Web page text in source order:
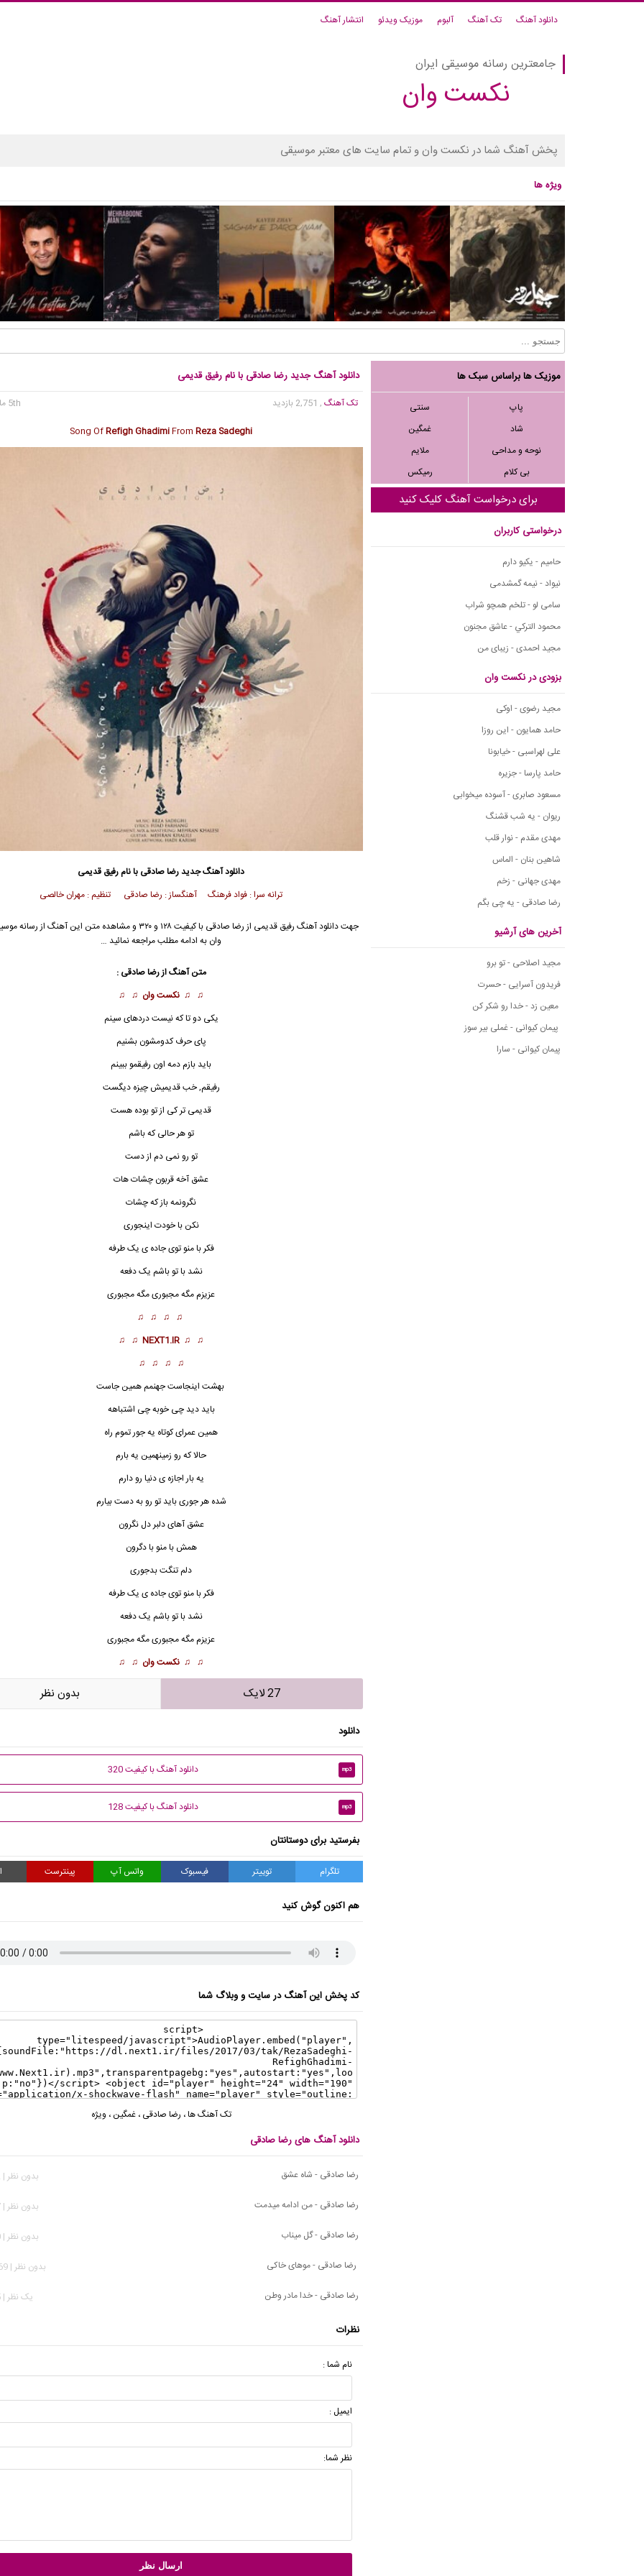
دانلود آهنگ تک آهنگ آلبوم موزیک ویدئو انتشار آهنگ
جامعترین رسانه موسیقی ایران
نکست وان
پخش آهنگ شما در نکست وان و تمام سایت های معتبر موسیقی
ویژه ها
موزیک ها براساس سبک ها
پاپ
سنتی
شاد
غمگین
نوحه و مداحی
ملایم
بی کلام
رمیکس
برای درخواست آهنگ کلیک کنید
درخواستی کاربران
حامیم - یکیو دارم
نیواد - نیمه گمشدمی
سامی لو - تلخم همچو شراب
محمود التركي - عاشق مجنون
مجید احمدی - زیبای من
بزودی در نکست وان
مجید رضوی - اوکی
حامد همایون - این روزا
علی لهراسبی - خیابونا
حامد پارسا - جزیره
مسعود صابری - آسوده میخوابی
ریوان - یه شب قشنگ
مهدی مقدم - نوار قلب
شاهین بنان - الماس
مهدی جهانی - زخم
رضا صادقی - یه چی بگم
آخرین های آرشیو
مجید اصلاحی - تو برو
فریدون آسرایی - حسرت
معین زد - خدا رو شکر کن
پیمان کیوانی - غملی بیر سوز
پیمان کیوانی - سارا
دانلود آهنگ جدید رضا صادقی با نام رفیق قدیمی
تک آهنگ, 2,751 بازدید
5th مارس 2017
Song OfRefigh GhadimiFromReza Sadeghi
دانلود آهنگ جدیدرضا صادقی با نام رفیق قدیمى
ترانه سرا : فواد فرهنگ آهنگساز : رضا صادقی تنظیم : مهران خالصی
جهت دانلود آهنگ رفیق قدیمى از رضا صادقی
با کیفیت ۱۲۸ و ۳۲۰ و مشاهده متن این آهنگ از
وان به ادامه مطلب مراجعه نمائید …
متن آهنگ ازرضا صادقی :
♫ ♫ نکست وان ♫ ♫
یکی دو تا که نیست دردهای سینم
پای حرف کدومشون بشنیم
باید بازم دمه اون رفیقمو ببینم
رفیقم, خب قدیمیش چیزه دیگست
قدیمی تر کی از تو بوده هست
تو هر حالی که باشم
تو رو نمی دم از دست
عشق آخه قربون چشات هات
نگرونمه باز که چشات
نکن با خودت اینجوری
فکر با منو توی جاده ی یک طرفه
نشد با تو باشم یک دفعه
عزیزم مگه مجبوری مگه مجبوری
♫ ♫ ♫ ♫
♫ ♫
NEXT1.IR
♫ ♫
♫ ♫ ♫ ♫
بهشت اینجاست جهنمم همین جاست
باید دید چی خوبه چی اشتباهه
همین عمرای کوتاه یه جور تموم راه
حالا که رو زمینهمین یه بارم
یه بار اجازه ی دنیا رو دارم
شده هر جوری باید تو رو به دست بیارم
عشق آهای دلبر دل نگرون
همش با منو با دگرون
دلم تنگت بدجوری
فکر با منو توی جاده ی یک طرفه
نشد با تو باشم یک دفعه
عزیزم مگه مجبوری مگه مجبوری
♫ ♫ نکست وان ♫ ♫
27 لایک بدون نظر
دانلود
mp3 دانلود آهنگ با کیفیت 320
mp3 دانلود آهنگ با کیفیت 128
بفرستید برای دوستانتان
تلگرام توییتر فیسبوک واتس آپ پینترست
هم اکنون گوش کنید
کد پخش این آهنگ در سایت و وبلاگ شما
تک آهنگ ها، رضا صادقی ،غمگین ، ویژه
دانلود آهنگ های رضا صادقی
رضا صادقی - شاه عشق
بدون نظر | 532 بازدید
رضا صادقی - من ادامه میدمت
بدون نظر | 367 بازدید
رضا صادقی - گل میناب
بدون نظر | 400 بازدید
رضا صادقی - موهای خاکی
بدون نظر | 1,269 بازدید
رضا صادقی - خدا مادر وطن
يک نظر | 275 بازدید
نظرات
نام شما :
ایمیل :
نظر شما: